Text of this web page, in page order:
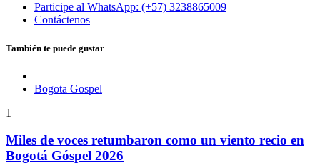
Participe al WhatsApp: (+57) 3238865009
Contáctenos
También te puede gustar
Bogota Gospel
1
Miles de voces retumbaron como un viento recio en
Bogotá Góspel 2026